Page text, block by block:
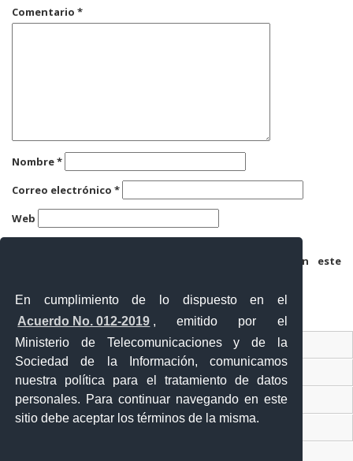
En cumplimiento de lo dispuesto en el
Acuerdo No. 012-2019 , emitido por el
Ministerio de Telecomunicaciones y de la
Sociedad de la Información, comunicamos
nuestra política para el tratamiento de datos
personales. Para continuar navegando en este
sitio debe aceptar los términos de la misma.
Comentario *
Nombre*
Correo electrónico *
Web
Guarda mi nombre, correo electrónico y web en este
Ventanilla Única Virtual
Ventanilla Única de Comercio Exterior
Gobierno Abierto
Visor Ciudadano